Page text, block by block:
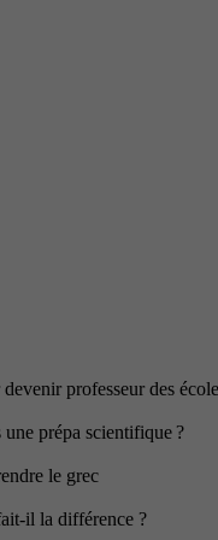
professeur des
prépa scientifique ?
le grec
il la différence ?